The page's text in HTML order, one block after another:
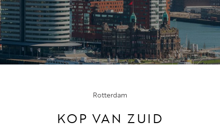
Rotterdam
KOP VAN ZUID
Te koop
Te huur
Shortstay
DIENSTEN